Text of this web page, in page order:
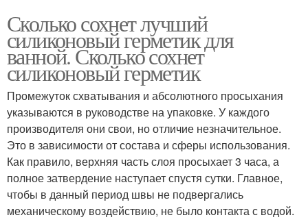
Сколько сохнет лучший
силиконовый герметик для
ванной. Сколько сохнет
силиконовый герметик
Промежуток схватывания и абсолютного просыхания
указываются в руководстве на упаковке. У каждого
производителя они свои, но отличие незначительное.
Это в зависимости от состава и сферы использования.
Как правило, верхняя часть слоя просыхает 3 часа, а
полное затвердение наступает спустя сутки. Главное,
чтобы в данный период швы не подвергались
механическому воздействию, не было контакта с водой.